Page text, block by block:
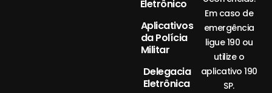
Eletrônico
Aplicativos
da Polícia
Militar
Delegacia
Eletrônica
Em caso de
emergência
ligue 190 ou
utilize o
aplicativo 190
SP.